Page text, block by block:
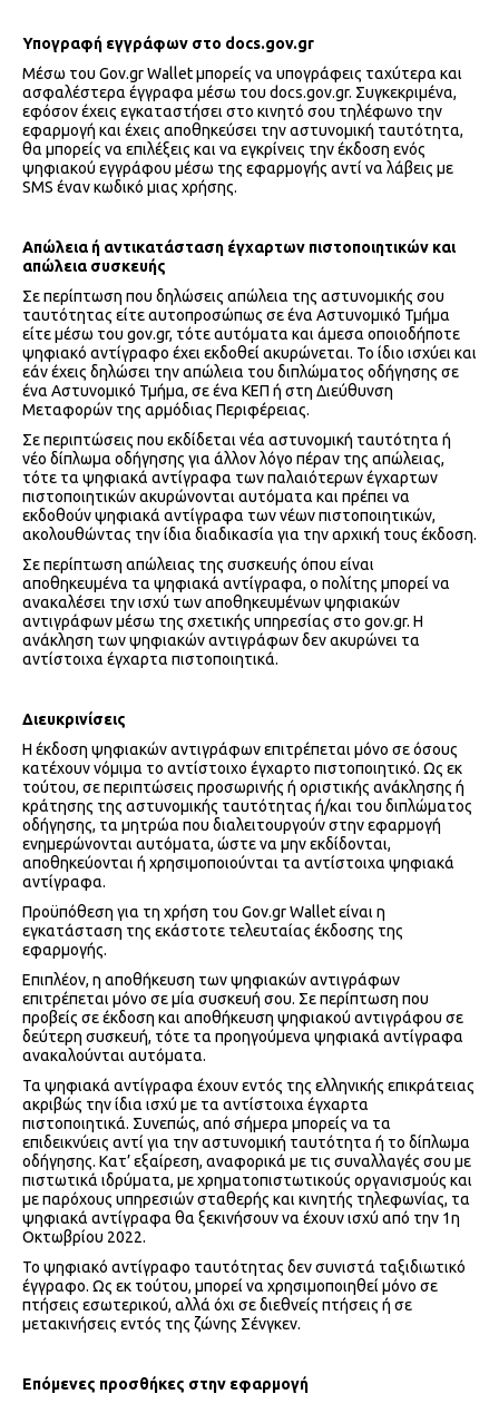
Υπογραφή εγγράφων στο docs.gov.gr
Μέσω του Gov.gr Wallet μπορείς να υπογράφεις ταχύτερα και
ασφαλέστερα έγγραφα μέσω του docs.gov.gr. Συγκεκριμένα,
εφόσον έχεις εγκαταστήσει στο κινητό σου τηλέφωνο την
εφαρμογή και έχεις αποθηκεύσει την αστυνομική ταυτότητα,
θα μπορείς να επιλέξεις και να εγκρίνεις την έκδοση ενός
ψηφιακού εγγράφου μέσω της εφαρμογής αντί να λάβεις με
SMS έναν κωδικό μιας χρήσης.
Απώλεια ή αντικατάσταση έγχαρτων πιστοποιητικών και
απώλεια συσκευής
Σε περίπτωση που δηλώσεις απώλεια της αστυνομικής σου
ταυτότητας είτε αυτοπροσώπως σε ένα Αστυνομικό Τμήμα
είτε μέσω του gov.gr, τότε αυτόματα και άμεσα οποιοδήποτε
ψηφιακό αντίγραφο έχει εκδοθεί ακυρώνεται. Το ίδιο ισχύει και
εάν έχεις δηλώσει την απώλεια του διπλώματος οδήγησης σε
ένα Αστυνομικό Τμήμα, σε ένα ΚΕΠ ή στη Διεύθυνση
Μεταφορών της αρμόδιας Περιφέρειας.
Σε περιπτώσεις που εκδίδεται νέα αστυνομική ταυτότητα ή
νέο δίπλωμα οδήγησης για άλλον λόγο πέραν της απώλειας,
τότε τα ψηφιακά αντίγραφα των παλαιότερων έγχαρτων
πιστοποιητικών ακυρώνονται αυτόματα και πρέπει να
εκδοθούν ψηφιακά αντίγραφα των νέων πιστοποιητικών,
ακολουθώντας την ίδια διαδικασία για την αρχική τους έκδοση.
Σε περίπτωση απώλειας της συσκευής όπου είναι
αποθηκευμένα τα ψηφιακά αντίγραφα, ο πολίτης μπορεί να
ανακαλέσει την ισχύ των αποθηκευμένων ψηφιακών
αντιγράφων μέσω της σχετικής υπηρεσίας στο gov.gr. Η
ανάκληση των ψηφιακών αντιγράφων δεν ακυρώνει τα
αντίστοιχα έγχαρτα πιστοποιητικά.
Διευκρινίσεις
Η έκδοση ψηφιακών αντιγράφων επιτρέπεται μόνο σε όσους
κατέχουν νόμιμα το αντίστοιχο έγχαρτο πιστοποιητικό. Ως εκ
τούτου, σε περιπτώσεις προσωρινής ή οριστικής ανάκλησης ή
κράτησης της αστυνομικής ταυτότητας ή/και του διπλώματος
οδήγησης, τα μητρώα που διαλειτουργούν στην εφαρμογή
ενημερώνονται αυτόματα, ώστε να μην εκδίδονται,
αποθηκεύονται ή χρησιμοποιούνται τα αντίστοιχα ψηφιακά
αντίγραφα.
Προϋπόθεση για τη χρήση του Gov.gr Wallet είναι η
εγκατάσταση της εκάστοτε τελευταίας έκδοσης της
εφαρμογής.
Επιπλέον, η αποθήκευση των ψηφιακών αντιγράφων
επιτρέπεται μόνο σε μία συσκευή σου. Σε περίπτωση που
προβείς σε έκδοση και αποθήκευση ψηφιακού αντιγράφου σε
δεύτερη συσκευή, τότε τα προηγούμενα ψηφιακά αντίγραφα
ανακαλούνται αυτόματα.
Τα ψηφιακά αντίγραφα έχουν εντός της ελληνικής επικράτειας
ακριβώς την ίδια ισχύ με τα αντίστοιχα έγχαρτα
πιστοποιητικά. Συνεπώς, από σήμερα μπορείς να τα
επιδεικνύεις αντί για την αστυνομική ταυτότητα ή το δίπλωμα
οδήγησης. Κατ’ εξαίρεση, αναφορικά με τις συναλλαγές σου με
πιστωτικά ιδρύματα, με χρηματοπιστωτικούς οργανισμούς και
με παρόχους υπηρεσιών σταθερής και κινητής τηλεφωνίας, τα
ψηφιακά αντίγραφα θα ξεκινήσουν να έχουν ισχύ από την 1η
Οκτωβρίου 2022.
Το ψηφιακό αντίγραφο ταυτότητας δεν συνιστά ταξιδιωτικό
έγγραφο. Ως εκ τούτου, μπορεί να χρησιμοποιηθεί μόνο σε
πτήσεις εσωτερικού, αλλά όχι σε διεθνείς πτήσεις ή σε
μετακινήσεις εντός της ζώνης Σένγκεν.
Επόμενες προσθήκες στην εφαρμογή